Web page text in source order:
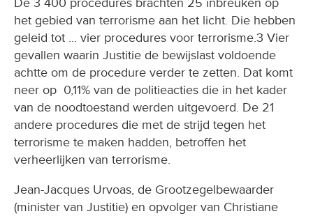
het gebied van terrorisme aan het licht. Die hebben
geleid tot ... vier procedures voor terrorisme.3 Vier
gevallen waarin Justitie de bewijslast voldoende
achtte om de procedure verder te zetten. Dat komt
neer op 0,11% van de politieacties die in het kader
van de noodtoestand werden uitgevoerd. De 21
andere procedures die met de strijd tegen het
terrorisme te maken hadden, betroffen het
verheerlijken van terrorisme.
Jean-Jacques Urvoas, de Grootzegelbewaarder
(minister van Justitie) en opvolger van Christiane